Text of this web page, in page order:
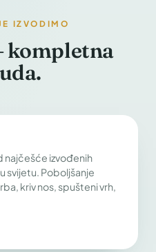
IZVODIMO
kompletna
najčešće izvođenih
svijetu. Poboljšanje
kriv nos, spušteni vrh,